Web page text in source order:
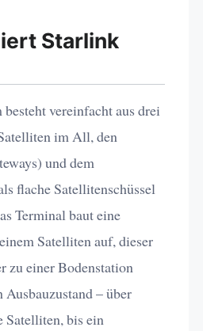
Starlink
vereinfacht aus drei
im All, den
und dem
flache Satellitenschüssel
Terminal baut eine
Satelliten auf, dieser
zu einer Bodenstation
– über
Satelliten, bis ein